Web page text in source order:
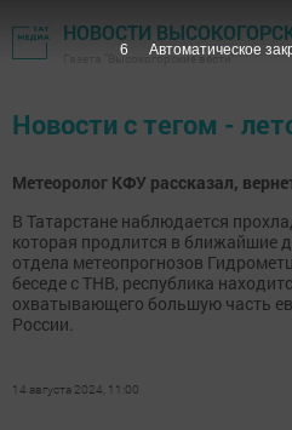
НОВОСТИ
Газета "Высокогорские вести"
Новости с тегом -
Метеоролог КФУ рассказал,
В Татарстане наблюдается
которая продлится в ближайшие
отдела метеопрогнозов
беседе с ТНВ, республика
охватывающего большую часть
России.
14 августа 2024, 11:00
6 Автоматическое